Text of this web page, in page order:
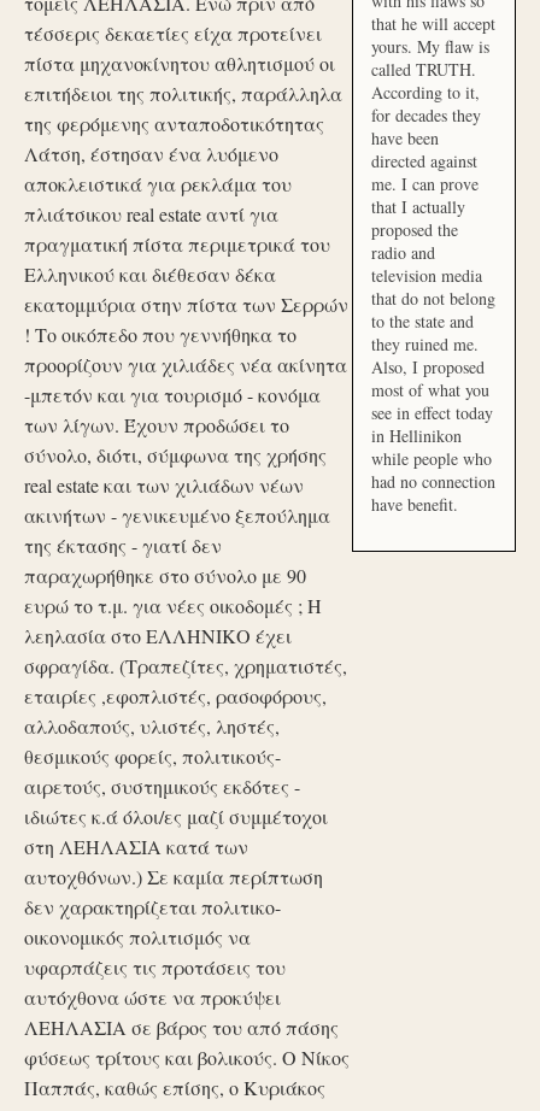
τέσσερις δεκαετίες είχα προτείνει
πίστα μηχανοκίνητου αθλητισμού οι
επιτήδειοι της πολιτικής, παράλληλα
της φερόμενης ανταποδοτικότητας
Λάτση, έστησαν ένα λυόμενο
αποκλειστικά για ρεκλάμα του
πλιάτσικου real estate αντί για
πραγματική πίστα περιμετρικά του
Ελληνικού και διέθεσαν δέκα
εκατομμύρια στην πίστα των Σερρών
! Το οικόπεδο που γεννήθηκα το
προορίζουν για χιλιάδες νέα ακίνητα
-μπετόν και για τουρισμό - κονόμα
των λίγων. Έχουν προδώσει το
σύνολο, διότι, σύμφωνα της χρήσης
real estate και των χιλιάδων νέων
ακινήτων - γενικευμένο ξεπούλημα
της έκτασης - γιατί δεν
παραχωρήθηκε στο σύνολο με 90
ευρώ το τ.μ. για νέες οικοδομές ; Η
λεηλασία στο ΕΛΛΗΝΙΚΟ έχει
σφραγίδα. (Τραπεζίτες, χρηματιστές,
εταιρίες ,εφοπλιστές, ρασοφόρους,
αλλοδαπούς, υλιστές, ληστές,
θεσμικούς φορείς, πολιτικούς-
αιρετούς, συστημικούς εκδότες -
ιδιώτες κ.ά όλοι/ες μαζί συμμέτοχοι
στη ΛΕΗΛΑΣΙΑ κατά των
αυτοχθόνων.) Σε καμία περίπτωση
δεν χαρακτηρίζεται πολιτικο-
οικονομικός πολιτισμός να
υφαρπάζεις τις προτάσεις του
αυτόχθονα ώστε να προκύψει
ΛΕΗΛΑΣΙΑ σε βάρος του από πάσης
φύσεως τρίτους και βολικούς. Ο Νίκος
Παππάς, καθώς επίσης, ο Κυριάκος
that he will accept
yours. My flaw is
called TRUTH.
According to it,
for decades they
have been
directed against
me. I can prove
that I actually
proposed the
radio and
television media
that do not belong
to the state and
they ruined me.
Also, I proposed
most of what you
see in effect today
in Hellinikon
while people who
had no connection
have benefit.